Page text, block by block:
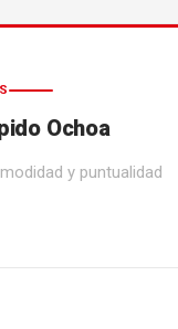
Ochoa
y puntualidad